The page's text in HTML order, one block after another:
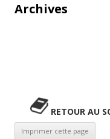
Archives
RETOUR AU